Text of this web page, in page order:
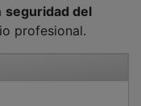
profesional.